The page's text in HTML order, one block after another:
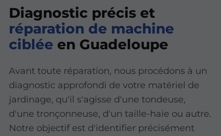
Diagnostic précis et
réparation de machine
ciblée en Guadeloupe
Avant toute réparation, nous procédons à un
diagnostic approfondi de votre matériel de
jardinage, qu'il s'agisse d'une tondeuse,
d'une tronçonneuse, d'un taille-haie ou autre.
Notre objectif est d'identifier précisément